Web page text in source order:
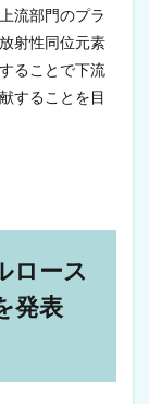
流部門のプラ
射性同位元素
ることで下流
することを目
ロース
発表